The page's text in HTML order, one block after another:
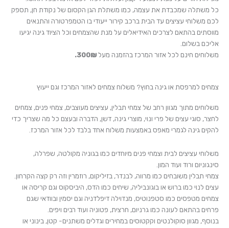
כל משתלה שמכבדת את עצמה, כמו משתלת הגן הקסום של נקודת חן, תספק
לכם משלוחי עציצים עד הבית ברכב קירור ייעודי בו הטמפרטורה והתנאים
מווסתים בהתאם לצרכים האידיאלים על מנת שהצמחים וכל הציוד גינה יגיעו
אליכם בשלום.
משלוחים חינם לכל אזור המרכז בהזמנה מעל
צמחים למרפסת או גינה בחוץ? משלוח צמחים לאזור המרכז וגם ייעוץ
משלוחים מתוך מגוון רחב של צמחי תבלין, עציצים מעוצבים, צמחי פנים, צמחים
לחצר, סוגי עצים של פרי ונוי, מוצרי גינה, דשן, הדברה ובעצם כל מה שצריך כדי
להקים גינה לגמרי מאפס באמצעות משלוח אחד בלבד לכל אזור המרכז.
משלוחי עציצים לבית וצמחי פנים מיוחדים כמו בגוניה מקולטה, שפרלה,
סינגוניום ורוד ועוד המון.
צמחי תבלין משובחים כמו מרווה, לבנדר, בזיליקום, רוזמרין וזה רק קצה הקרחון.
עצים לנוי כמו ברוש או בוגונביליה, שיחים כמו הדס, היביסקוס וגם קריסה או
צמחים מטפסים כמו סטפנוטיס, מנדוילה דיפלדניה וגם יסמין ובוודאי שגם
פרחים בהתאם לעונה כמו גרניום, חרצית, פטוניה ועוד רבים ויפים.
בנוסף, מגוון סוקולנטים וקקטוסים במחירים וגדלים משתנים- קטן, בינוני או